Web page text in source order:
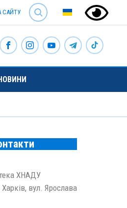
SEARCH
САЙТУ
ХНАДУ
Харкiв, вул. Ярослава